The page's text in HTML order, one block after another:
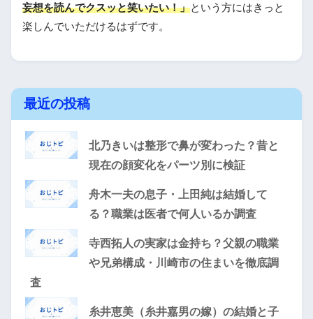
妄想を読んでクスッと笑いたい！」という方にはきっと
楽しんでいただけるはずです。
最近の投稿
北乃きいは整形で鼻が変わった？昔と
現在の顔変化をパーツ別に検証
舟木一夫の息子・上田純は結婚して
る？職業は医者で何人いるか調査
寺西拓人の実家は金持ち？父親の職業
や兄弟構成・川崎市の住まいを徹底調
査
糸井恵美（糸井嘉男の嫁）の結婚と子